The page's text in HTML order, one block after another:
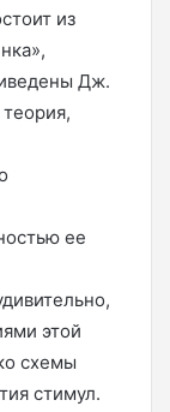
из
Дж.
ее
этой
схемы
стимул.